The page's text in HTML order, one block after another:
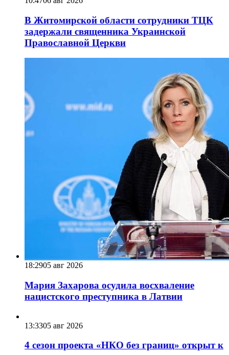
В Житомирской области сотрудники ТЦК
задержали священника Украинской
Православной Церкви
18:2905 авг 2026
Мария Захарова осудила восхваление
нацистского преступника в Латвии
13:3305 авг 2026
4 сезон проекта «НКО без границ» открыт к